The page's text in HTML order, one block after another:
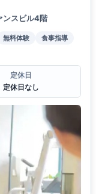
ンスビル4階
無料体験
食事指導
定休日
定休日なし